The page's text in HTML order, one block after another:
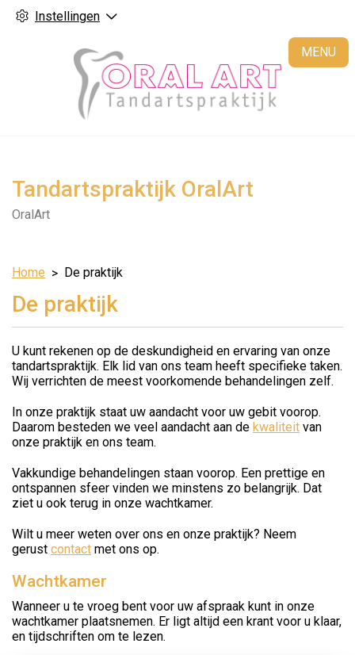
Instellingen
MENU
Tandartspraktijk OralArt
OralArt
Home De praktijk
De praktijk
U kunt rekenen op de deskundigheid en ervaring van onze
tandartspraktijk. Elk lid van ons team heeft specifieke taken.
Wij verrichten de meest voorkomende behandelingen zelf.
In onze praktijk staat uw aandacht voor uw gebit voorop.
Daarom besteden we veel aandacht aan de kwaliteit van
onze praktijk en ons team.
Vakkundige behandelingen staan voorop. Een prettige en
ontspannen sfeer vinden we minstens zo belangrijk. Dat
ziet u ook terug in onze wachtkamer.
Wilt u meer weten over ons en onze praktijk? Neem
gerust contact met ons op.
Wachtkamer
Wanneer u te vroeg bent voor uw afspraak kunt in onze
wachtkamer plaatsnemen. Er ligt altijd een krant voor u klaar,
en tijdschriften om te lezen.